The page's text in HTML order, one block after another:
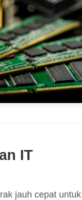
IT
jauh cepat untuk